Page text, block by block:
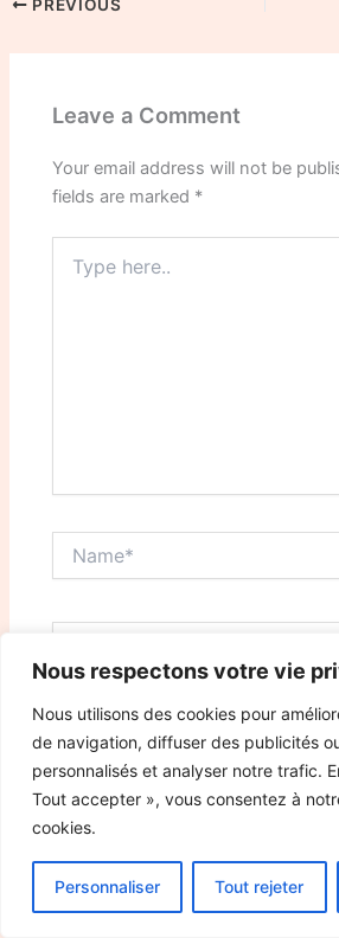
Nous respectons votre vie
Nous utilisons des cookies pour
de navigation, diffuser des publicités
personnalisés et analyser notre trafic.
Tout accepter », vous consentez à
cookies.
Personnaliser Tout rejeter
PREVIOUS
Leave a Comment
Your email address will not be
fields are marked *
here..
Email*
Website
Save my name, email, and